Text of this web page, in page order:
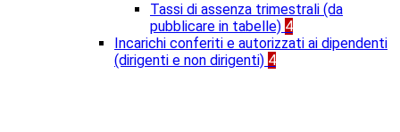
Tassi di assenza trimestrali (da
pubblicare in tabelle) 4
Incarichi conferiti e autorizzati ai dipendenti
(dirigenti e non dirigenti) 4